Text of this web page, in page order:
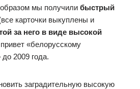
образом мы получили быстрый
карточки выкуплены и
за него в виде высокой
«белорусскому
2009 года.
заградительную высокую